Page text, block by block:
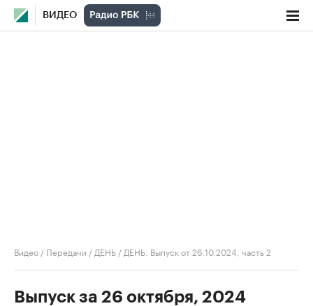
ВИДЕО
Видео / Передачи / ДЕНЬ / ДЕНЬ. Выпуск от 26.10.2024, часть 2
Выпуск за 26 октября, 2024